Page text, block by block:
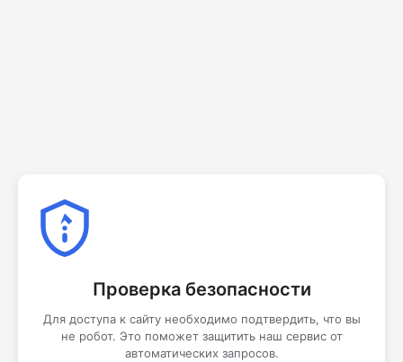
Проверка безопасности
Для доступа к сайту необходимо подтвердить, что вы
не робот. Это поможет защитить наш сервис от
автоматических запросов.